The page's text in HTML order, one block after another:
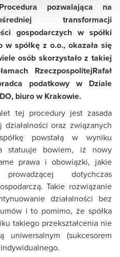
pozwalająca na
transformacji
gospodarczych w spółki
w spółkę z o.o., okazała się
osób skorzystało z takiej
RzeczpospolitejRafał
podatkowy w Dziale
biuro w Krakowie.
tej procedury jest zasada
oraz związanych
powstałą w wyniku
statuuje bowiem, iż nowy
prawa i obowiązki, jakie
dotychczas
Takie rozwiązanie
działalności bez
i to pomimo, że spółka
takiego przekształcenia nie
uniwersalnym (sukcesorem